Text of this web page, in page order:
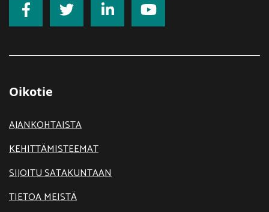
Oikotie
AJANKOHTAISTA
KEHITTÄMISTEEMAT
SIJOITU SATAKUNTAAN
TIETOA MEISTÄ